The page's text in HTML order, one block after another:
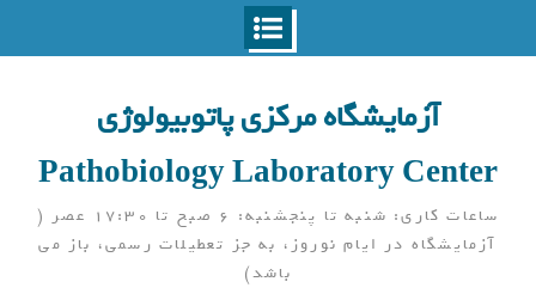
آزمایشگاه مرکزی پاتوبیولوژی
Pathobiology Laboratory Center
ساعات کاری: شنبه تا پنجشنبه: 6 صبح تا 17:30 عصر (
آزمایشگاه در ایام نوروز، به جز تعطیلات رسمی، باز می
باشد)